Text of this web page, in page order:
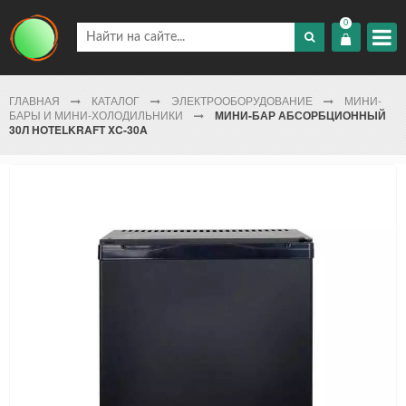
0
ГЛАВНАЯ КАТАЛОГ ЭЛЕКТРООБОРУДОВАНИЕ
МИНИ-
БАРЫ И МИНИ-ХОЛОДИЛЬНИКИ
МИНИ-БАР АБСОРБЦИОННЫЙ
30Л HOTELKRAFT XC-30A